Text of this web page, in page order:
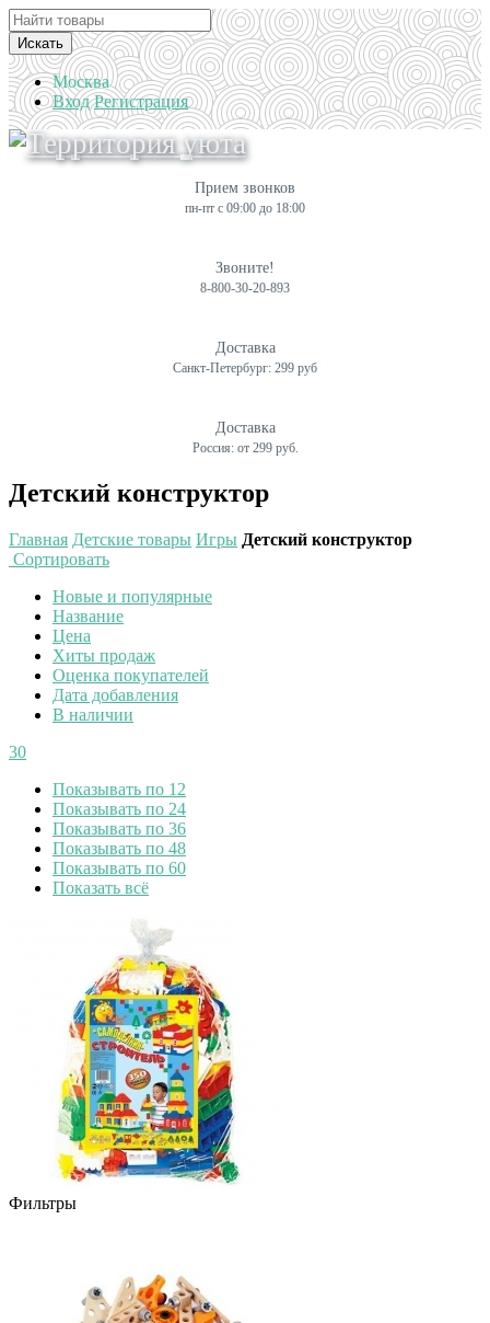
Искать
Москва
Вход Регистрация
Прием звонков
пн-пт с 09:00 до 18:00
Звоните!
8-800-30-20-893
Доставка
Санкт-Петербург: 299 руб
Доставка
Россия: от 299 руб.
Детский конструктор
Главная Детские товары Игры Детский конструктор
Сортировать
Новые и популярные
Название
Цена
Хиты продаж
Оценка покупателей
Дата добавления
В наличии
30
Показывать по 12
Показывать по 24
Показывать по 36
Показывать по 48
Показывать по 60
Показать всё
Фильтры